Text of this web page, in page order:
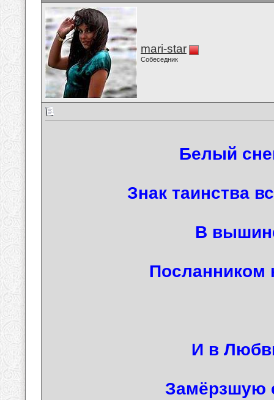
mari-star
Собеседник
Белый
Знак таинства
В
Посланником
И в
Замёрзшую